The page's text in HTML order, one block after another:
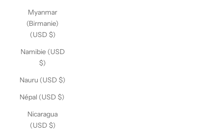
Myanmar
(Birmanie)
(USD $)
Namibie (USD
$)
Nauru (USD $)
Népal (USD $)
Nicaragua
(USD $)